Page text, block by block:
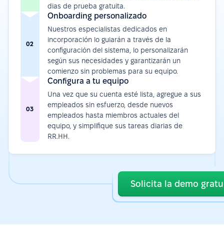
dias de prueba gratuita.
02
Onboarding personalizado
Nuestros especialistas dedicados en
incorporación lo guiarán a través de la
configuración del sistema, lo personalizarán
según sus necesidades y garantizarán un
comienzo sin problemas para su equipo.
03
Configura a tu equipo
Una vez que su cuenta esté lista, agregue a sus
empleados sin esfuerzo, desde nuevos
empleados hasta miembros actuales del
equipo, y simplifique sus tareas diarias de
RR.HH.
Solicita la demo